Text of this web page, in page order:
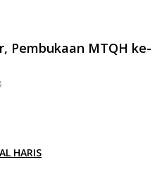
Pembukaan MTQH ke-
HARIS